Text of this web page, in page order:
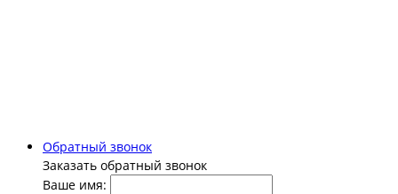
Обратный звонок
Заказать обратный звонок
Ваше имя: